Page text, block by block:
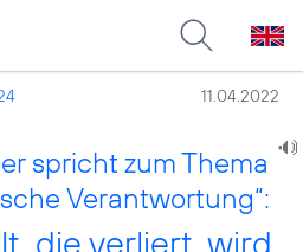
11.04.2022
spricht zum Thema
Verantwortung“:
die verliert, wird